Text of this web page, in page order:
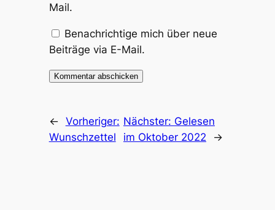
Mail.
Benachrichtige mich über neue
Beiträge via E-Mail.
← Vorheriger:
Wunschzettel
Nächster: Gelesen
im Oktober 2022
→